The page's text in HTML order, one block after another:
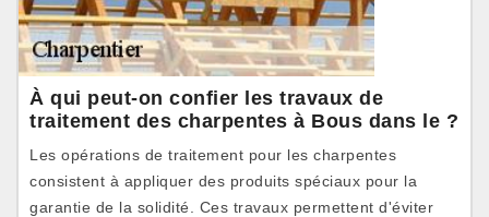
À qui peut-on confier les travaux de
traitement des charpentes à Bous dans le ?
Les opérations de traitement pour les charpentes
consistent à appliquer des produits spéciaux pour la
garantie de la solidité. Ces travaux permettent d'éviter